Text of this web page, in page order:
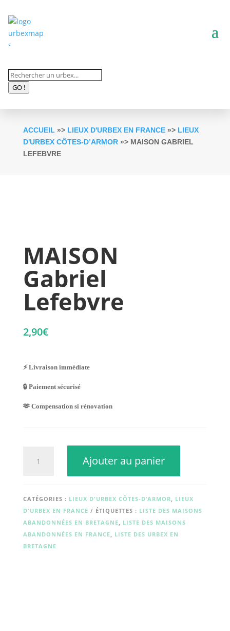
Recherche
deGO !
ACCUEIL »> LIEUX D'URBEX EN FRANCE»> LIEUX
D'URBEX CÔTES-D’ARMOR»> MAISON GABRIEL
LEFEBVRE
MAISON
Gabriel
Lefebvre
2,90€
⚡ Livraison immédiate
🔒 Paiement sécurisé
🫶 Compensation si rénovation
Lefebvre
Ajouter au panier
CATÉGORIES : LIEUX D'URBEX CÔTES-D’ARMOR, LIEUX
D'URBEX EN FRANCE
ÉTIQUETTES : LISTE DES MAISONS
ABANDONNÉES EN BRETAGNE, LISTE DES MAISONS
ABANDONNÉES EN FRANCE, LISTE DES URBEX EN
BRETAGNE